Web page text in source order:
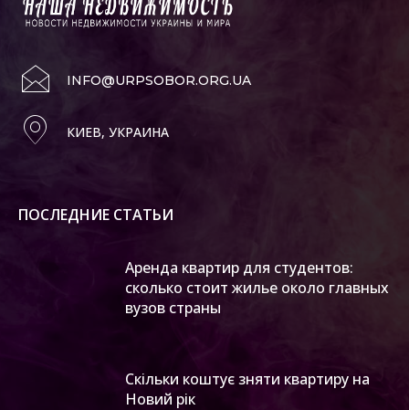
INFO@URPSOBOR.ORG.UA
КИЕВ, УКРАИНА
ПОСЛЕДНИЕ СТАТЬИ
Аренда квартир для студентов:
сколько стоит жилье около главных
вузов страны
Скільки коштує зняти квартиру на
Новий рік